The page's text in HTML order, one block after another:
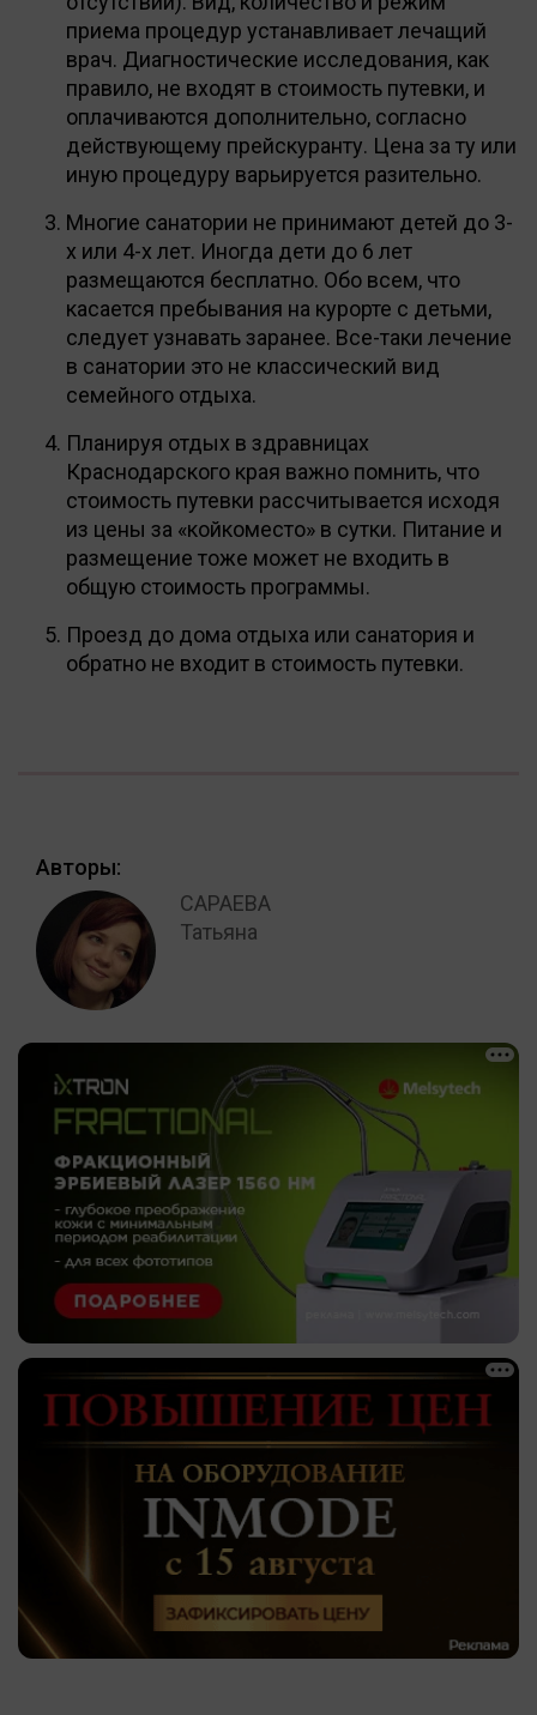
приема процедур устанавливает лечащий
врач. Диагностические исследования, как
правило, не входят в стоимость путевки, и
оплачиваются дополнительно, согласно
действующему прейскуранту. Цена за ту или
иную процедуру варьируется разительно.
Многие санатории не принимают детей до 3-
х или 4-х лет. Иногда дети до 6 лет
размещаются бесплатно. Обо всем, что
касается пребывания на курорте с детьми,
следует узнавать заранее. Все-таки лечение
в санатории это не классический вид
семейного отдыха.
Планируя отдых в здравницах
Краснодарского края важно помнить, что
стоимость путевки рассчитывается исходя
из цены за «койкоместо» в сутки. Питание и
размещение тоже может не входить в
общую стоимость программы.
Проезд до дома отдыха или санатория и
обратно не входит в стоимость путевки.
Авторы:
САРАЕВА
Татьяна